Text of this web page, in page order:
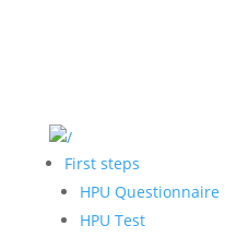
First steps
HPU Questionnaire
HPU Test